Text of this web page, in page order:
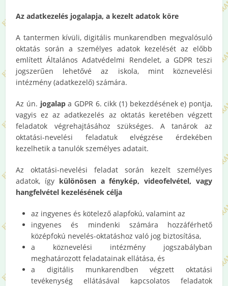
Az adatkezelés jogalapja, a kezelt adatok köre
A tantermen kívüli, digitális munkarendben megvalósuló
oktatás során a személyes adatok kezelését az előbb
említett Általános Adatvédelmi Rendelet, a GDPR teszi
jogszerűen lehetővé az iskola, mint köznevelési
intézmény (adatkezelő) számára.
Az ún. jogalapa GDPR 6. cikk (1) bekezdésének e) pontja,
vagyis ez az adatkezelés az oktatás keretében végzett
feladatok végrehajtásához szükséges. A tanárok az
oktatási-nevelési feladatuk elvégzése érdekében
kezelhetik a tanulók személyes adatait.
Az oktatási-nevelési feladat során kezelt személyes
adatok, így különösen a fénykép, videofelvétel, vagy
hangfelvétel kezelésének célja
az ingyenes és kötelező alapfokú, valamint az
ingyenes és mindenki számára hozzáférhető
középfokú nevelés-oktatáshoz való jog biztosítása,
a köznevelési intézmény jogszabályban
meghatározott feladatainak ellátása, és
a digitális munkarendben végzett oktatási
tevékenység ellátásával kapcsolatos feladatok